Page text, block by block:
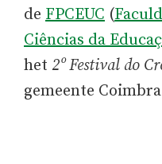
de FPCEUC (
Ciências da
het 2º Festival do
gemeente